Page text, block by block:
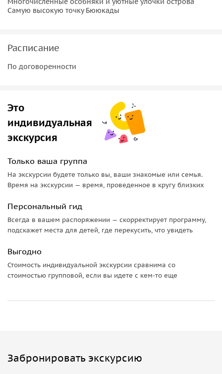
Самую высокую точку Бююкады
Расписание
По договоренности
Это
индивидуальная
экскурсия
Только ваша группа
На экскурсии будете только вы, ваши знакомые или семья.
Время на экскурсии — время, проведенное в кругу близких
Персональный гид
Всегда в вашем распоряжении — скорректирует программу,
подскажет места для детей, где перекусить, что увидеть
Выгодно
Стоимость индивидуальной экскурсии сравнима со
стоимостью групповой, если вы идете с кем-то еще
Забронировать экскурсию